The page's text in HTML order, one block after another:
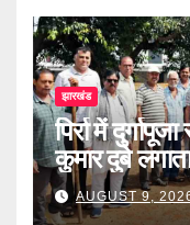
झारखंड
पिर्रा में
कुमार दुबे
AUGUST 9,